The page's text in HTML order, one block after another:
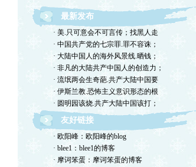
最新发布
· 美.只可意会不可言传；找黑人走
· 中国共产党的七宗罪.罪不容诛；
· 大陆中国人的海外风景线.晒钱；
· 非凡的大陆共产中国人的创造力；
· 流氓两会生奇葩.共产大陆中国要
· 伊斯兰教.恐怖主义意识形态的根
· 圆明园该烧.共产大陆中国该打；
友好链接
· 欧阳峰：欧阳峰的blog
· blee1：blee1的博客
· 摩诃笨蛋：摩诃笨蛋的博客